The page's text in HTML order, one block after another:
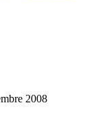
2008